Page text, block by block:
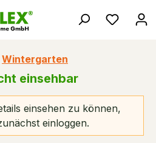
Du
Wintergarten
einsehbar
einsehen zu können,
einloggen.